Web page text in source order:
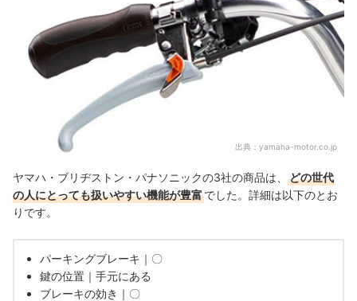
出典： yamaha-motor.co.jp
ヤマハ・ブリヂストン・パナソニックの3社の商品は、
どの世代
の人にとっても扱いやすい機能が豊富でした。詳細は以下のとお
りです。
パーキングブレーキ｜〇
鍵の位置｜手元にある
ブレーキの効き｜〇